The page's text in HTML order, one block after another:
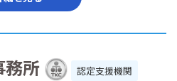
務所
認定支援機関